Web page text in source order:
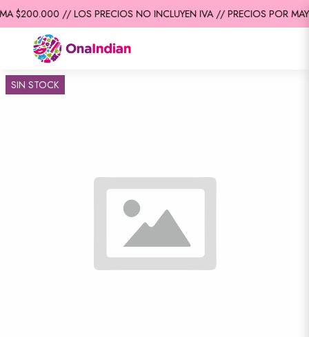
$200.000 // LOS PRECIOS NO INCLUYEN IVA // PRECIOS POR
SIN STOCK